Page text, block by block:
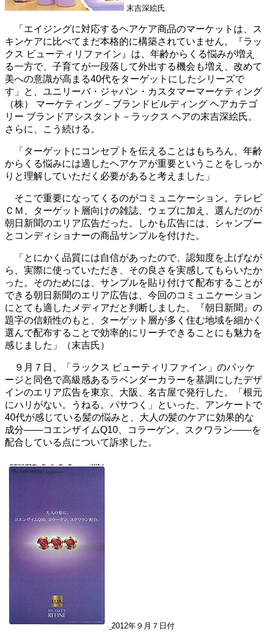
末吉深絵氏
「エイジングに対応するヘアケア商品のマーケットは、ス
キンケアに比べてまだ本格的に構築されていません。『ラッ
クス ビューティリファイン』は、年齢からくる悩みが増え
る一方で、子育てが一段落して外出する機会も増え、改めて
美への意識が高まる40代をターゲットにしたシリーズで
す」と、ユニリーバ・ジャパン・カスタマーマーケティング
（株） マーケティング－ブランドビルディング ヘアカテゴ
リー ブランドアシスタント－ラックス ヘアの末吉深絵氏。
さらに、こう続ける。
「ターゲットにコンセプトを伝えることはもちろん、年齢
からくる悩みには適したヘアケアが重要ということをしっか
りと理解していただく必要があると考えました」
そこで重要になってくるのがコミュニケーション。テレビ
ＣＭ、ターゲット層向けの雑誌、ウェブに加え、選んだのが
朝日新聞のエリア広告だった。しかも広告には、シャンプー
とコンディショナーの商品サンプルを付けた。
「とにかく品質には自信があったので、認知度を上げなが
ら、実際に使っていただき、その良さを実感してもらいたか
った。そのためには、サンプルを貼り付けて配布することが
できる朝日新聞のエリア広告は、今回のコミュニケーション
にとても適したメディアだと判断しました。『朝日新聞』の
題字の信頼性のもと、ターゲット層が多く住む地域を細かく
選んで配布することで効率的にリーチできることにも魅力を
感じました」（末吉氏）
９月７日、「ラックス ビューティリファイン」のパッケ
ージと同色で高級感あるラベンダーカラーを基調にしたデザ
インのエリア広告を東京、大阪、名古屋で発行した。「根元
にハリがない。うねる。パサつく」といった、アンケートで
40代が感じている髪の悩みと、大人の髪のケアに効果的な
成分――コエンザイムQ10、コラーゲン、スクワラン――を
配合している点について訴求した。
2012年９月７日付